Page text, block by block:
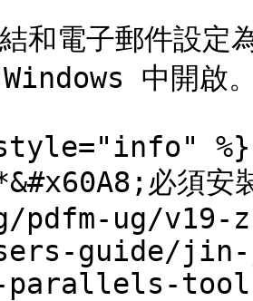
和電子郵件設定
中開啟
%}
必
pdfm-ug/
guide/
parallels-